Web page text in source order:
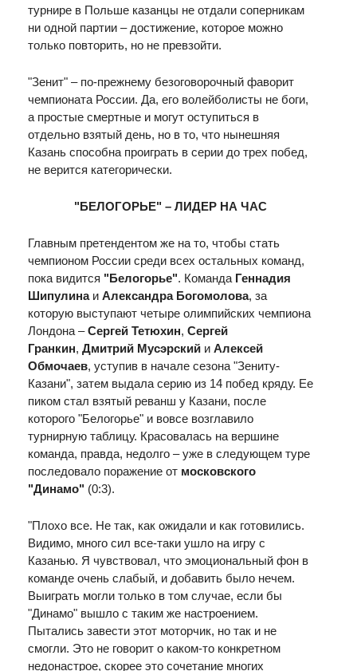
турнире в Польше казанцы не отдали соперникам
ни одной партии – достижение, которое можно
только повторить, но не превзойти.
"Зенит" – по-прежнему безоговорочный фаворит
чемпионата России. Да, его волейболисты не боги,
а простые смертные и могут оступиться в
отдельно взятый день, но в то, что нынешняя
Казань способна проиграть в серии до трех побед,
не верится категорически.
"БЕЛОГОРЬЕ" – ЛИДЕР НА ЧАС
Главным претендентом же на то, чтобы стать
чемпионом России среди всех остальных команд,
пока видится "Белогорье". Команда Геннадия
Шипулинаи Александра Богомолова, за
которую выступают четыре олимпийских чемпиона
Лондона –Сергей Тетюхин, Сергей
Гранкин, Дмитрий Мусэрский и Алексей
Обмочаев, уступив в начале сезона "Зениту-
Казани", затем выдала серию из 14 побед кряду. Ее
пиком стал взятый реванш у Казани, после
которого "Белогорье" и вовсе возглавило
турнирную таблицу. Красовалась на вершине
команда, правда, недолго – уже в следующем туре
последовало поражение от московского
"Динамо" (0:3).
"Плохо все. Не так, как ожидали и как готовились.
Видимо, много сил все-таки ушло на игру с
Казанью. Я чувствовал, что эмоциональный фон в
команде очень слабый, и добавить было нечем.
Выиграть могли только в том случае, если бы
"Динамо" вышло с таким же настроением.
Пытались завести этот моторчик, но так и не
смогли. Это не говорит о каком-то конкретном
недонастрое, скорее это сочетание многих